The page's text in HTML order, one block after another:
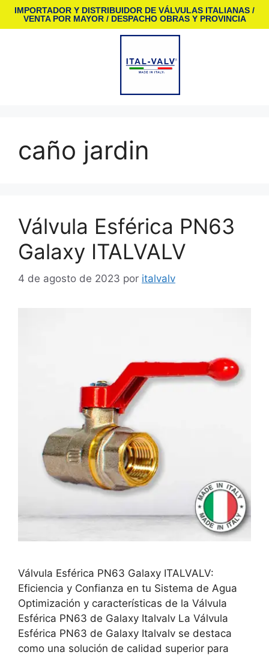
IMPORTADOR Y DISTRIBUIDOR DE VÁLVULAS ITALIANAS /
VENTA POR MAYOR / DESPACHO OBRAS Y PROVINCIA
caño jardin
Válvula Esférica PN63
Galaxy ITALVALV
4 de agosto de 2023 por italvalv
Válvula Esférica PN63 Galaxy ITALVALV:
Eficiencia y Confianza en tu Sistema de Agua
Optimización y características de la Válvula
Esférica PN63 de Galaxy Italvalv La Válvula
Esférica PN63 de Galaxy Italvalv se destaca
como una solución de calidad superior para